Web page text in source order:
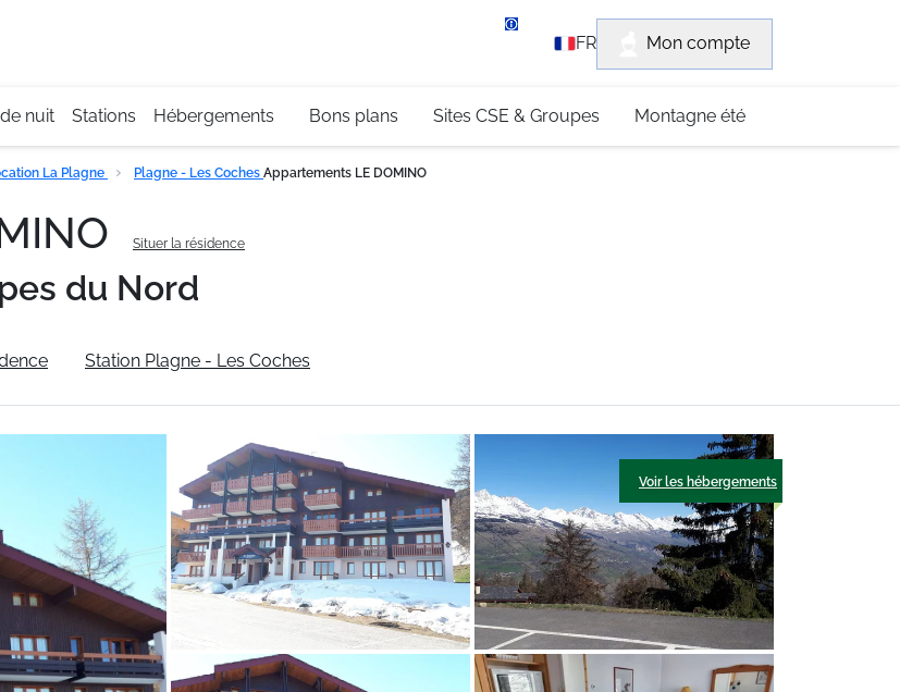
+33 (0)4 79 96 30 69
FR Mon compte
nuit Stations Hébergements Bons plans Sites CSE & Groupes Montagne été
La Plagne Plagne - Les Coches Appartements LE DOMINO
Situer la résidence
du Nord
Station Plagne - Les Coches
Voir les hébergements